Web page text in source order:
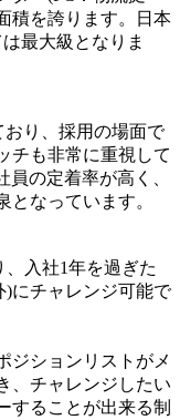
積を誇ります。日本
最大級となりま
り、採用の場面で
チも非常に重視して
の定着率が高く、
なっています。
、入社1年を過ぎた
)にチャレンジ可能で
ジションリストがメ
、チャレンジしたい
することが出来る制